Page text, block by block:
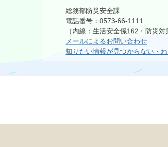
総務部防災安全課
電話番号：0573-66-1111
（内線：生活安全係162・防災
メールによるお問い合わせ
知りたい情報が見つからない・